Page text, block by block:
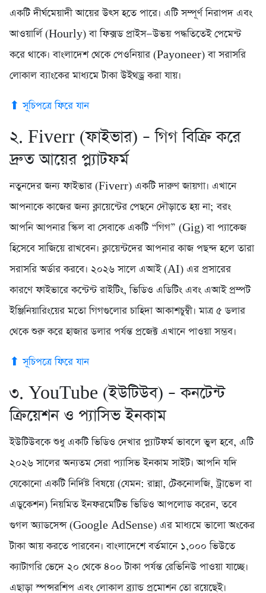
একটি দীর্ঘমেয়াদী আয়ের উৎস হতে পারে। এটি সম্পূর্ণ নিরাপদ এবং
আওয়ার্লি (Hourly) বা ফিক্সড প্রাইস—উভয় পদ্ধতিতেই পেমেন্ট
করে থাকে। বাংলাদেশ থেকে পেওনিয়ার (Payoneer) বা সরাসরি
লোকাল ব্যাংকের মাধ্যমে টাকা উইথড্র করা যায়।
⬆ সূচিপত্রে ফিরে যান
২. Fiverr (ফাইভার) – গিগ বিক্রি করে
দ্রুত আয়ের প্ল্যাটফর্ম
নতুনদের জন্য ফাইভার (Fiverr) একটি দারুণ জায়গা। এখানে
আপনাকে কাজের জন্য ক্লায়েন্টের পেছনে দৌড়াতে হয় না; বরং
আপনি আপনার স্কিল বা সেবাকে একটি “গিগ” (Gig) বা প্যাকেজ
হিসেবে সাজিয়ে রাখবেন। ক্লায়েন্টদের আপনার কাজ পছন্দ হলে তারা
সরাসরি অর্ডার করবে। ২০২৬ সালে এআই (AI) এর প্রসারের
কারণে ফাইভারে কন্টেন্ট রাইটিং, ভিডিও এডিটিং এবং এআই প্রম্পট
ইঞ্জিনিয়ারিংয়ের মতো গিগগুলোর চাহিদা আকাশচুম্বী। মাত্র ৫ ডলার
থেকে শুরু করে হাজার ডলার পর্যন্ত প্রজেক্ট এখানে পাওয়া সম্ভব।
⬆ সূচিপত্রে ফিরে যান
৩. YouTube (ইউটিউব) – কনটেন্ট
ক্রিয়েশন ও প্যাসিভ ইনকাম
ইউটিউবকে শুধু একটি ভিডিও দেখার প্ল্যাটফর্ম ভাবলে ভুল হবে, এটি
২০২৬ সালের অন্যতম সেরা প্যাসিভ ইনকাম সাইট। আপনি যদি
যেকোনো একটি নির্দিষ্ট বিষয়ে (যেমন: রান্না, টেকনোলজি, ট্রাভেল বা
এডুকেশন) নিয়মিত ইনফরমেটিভ ভিডিও আপলোড করেন, তবে
গুগল অ্যাডসেন্স (Google AdSense) এর মাধ্যমে ভালো অংকের
টাকা আয় করতে পারবেন। বাংলাদেশে বর্তমানে ১,০০০ ভিউতে
ক্যাটাগরি ভেদে ২০ থেকে ৪০০ টাকা পর্যন্ত রেভিনিউ পাওয়া যাচ্ছে।
এছাড়া স্পন্সরশিপ এবং লোকাল ব্র্যান্ড প্রমোশন তো রয়েছেই।